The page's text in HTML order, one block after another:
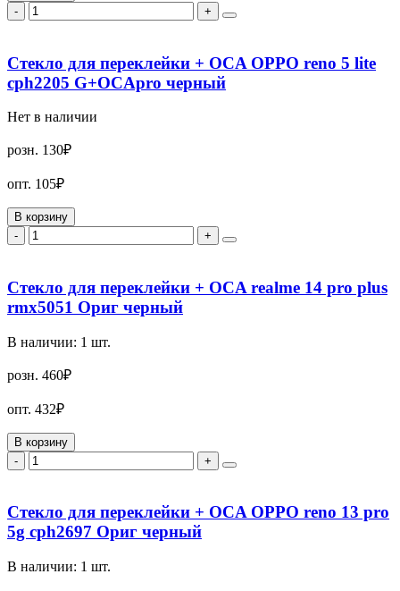
-
+
Стекло для переклейки + OCA OPPO reno 5 lite
cph2205 G+OCApro черный
Нет в наличии
розн. 130₽
опт. 105₽
В корзину
-
+
Стекло для переклейки + OCA realme 14 pro plus
rmx5051 Ориг черный
В наличии: 1 шт.
розн. 460₽
опт. 432₽
В корзину
-
+
Стекло для переклейки + OCA OPPO reno 13 pro
5g cph2697 Ориг черный
В наличии: 1 шт.